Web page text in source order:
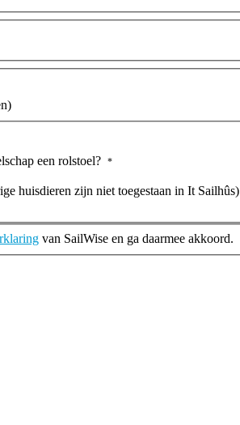
een rolstoel? *
huisdieren zijn niet toegestaan in It Sailhûs)
van SailWise en ga daarmee akkoord.